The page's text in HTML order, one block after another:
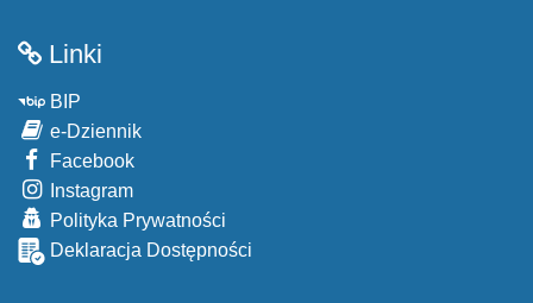
Linki
BIP
e-Dziennik
Facebook
Instagram
Polityka Prywatności
Deklaracja Dostępności